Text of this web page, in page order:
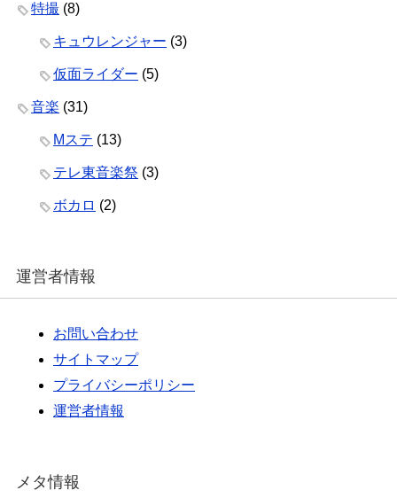
特撮 (8)
キュウレンジャー (3)
仮面ライダー (5)
音楽 (31)
Mステ (13)
テレ東音楽祭 (3)
ボカロ (2)
運営者情報
お問い合わせ
サイトマップ
プライバシーポリシー
運営者情報
メタ情報